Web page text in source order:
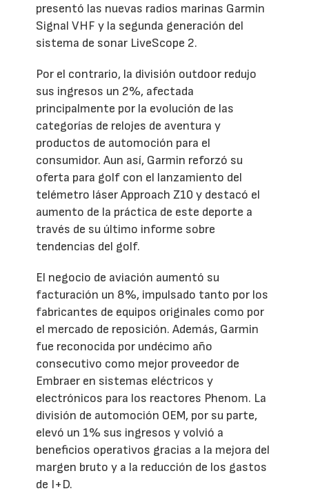
presentó las nuevas radios marinas Garmin
Signal VHF y la segunda generación del
sistema de sonar LiveScope 2.
Por el contrario, la división outdoor redujo
sus ingresos un 2%, afectada
principalmente por la evolución de las
categorías de relojes de aventura y
productos de automoción para el
consumidor. Aun así, Garmin reforzó su
oferta para golf con el lanzamiento del
telémetro láser Approach Z10 y destacó el
aumento de la práctica de este deporte a
través de su último informe sobre
tendencias del golf.
El negocio de aviación aumentó su
facturación un 8%, impulsado tanto por los
fabricantes de equipos originales como por
el mercado de reposición. Además, Garmin
fue reconocida por undécimo año
consecutivo como mejor proveedor de
Embraer en sistemas eléctricos y
electrónicos para los reactores Phenom. La
división de automoción OEM, por su parte,
elevó un 1% sus ingresos y volvió a
beneficios operativos gracias a la mejora del
margen bruto y a la reducción de los gastos
de I+D.